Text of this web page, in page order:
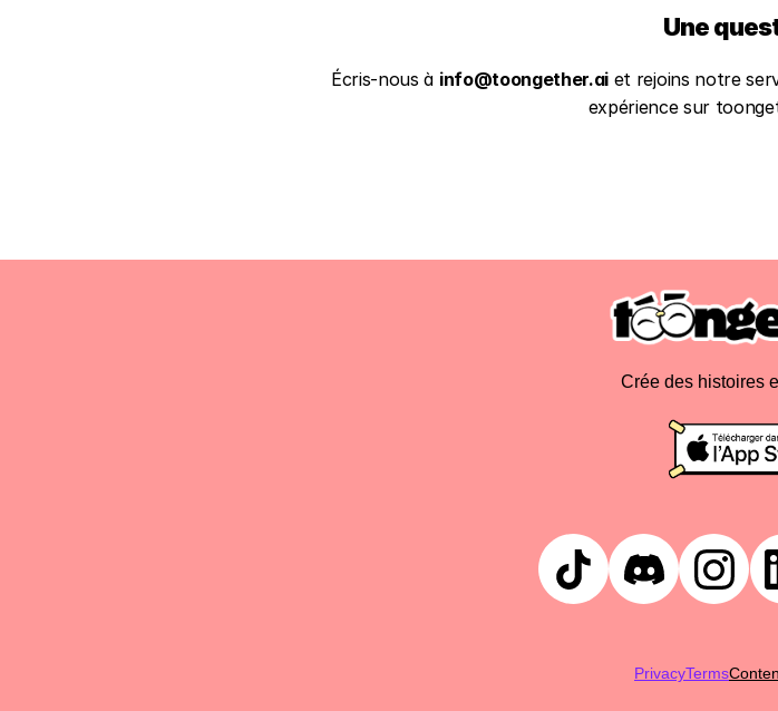
Une
Écris-nous à info@toongether.ai et rejoins notre
expérience sur
PrivacyTerms
Crée des histoires